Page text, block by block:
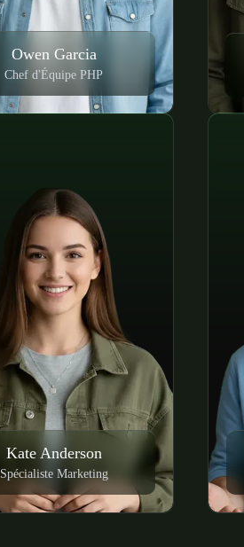
Owen Garcia
Chef d'Équipe PHP
Kate Anderson
Spécialiste Marketing